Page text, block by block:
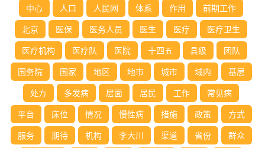
中心 人口 人民网 体系 作用 前期工作
北京 医保 医务人员 医生 医疗 医疗卫生
医疗机构 医疗队 医院 十四五 县级 团队
国务院 国家 地区 地市 城市 域内 基层
处方 多发病 层面 居民 工作 常见病
平台 床位 情况 慢性病 措施 政策 方式
服务 期待 机构 李大川 渠道 省份 群众